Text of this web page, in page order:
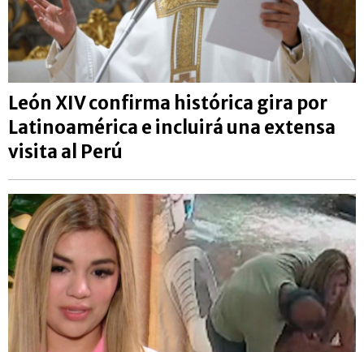
León XIV confirma histórica gira por
Latinoamérica e incluirá una extensa
visita al Perú